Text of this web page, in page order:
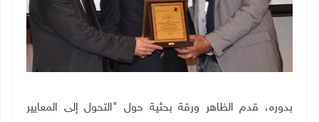
بدوره، قدم الظاهر ورقة بحثية حول "التحول إلى المعايير